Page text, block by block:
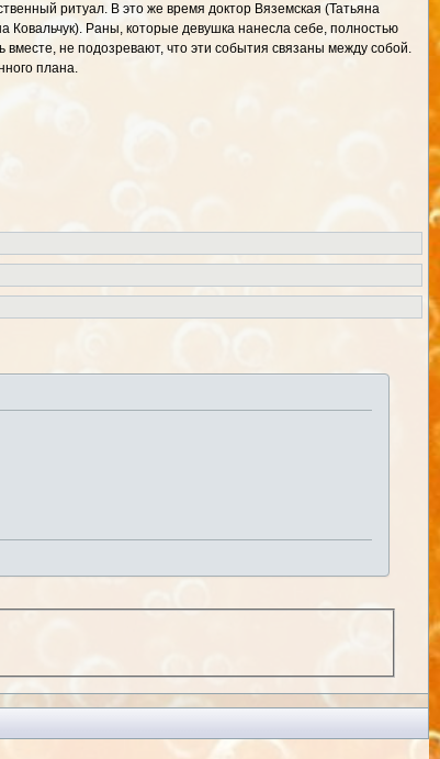
ритуал. В это же время доктор Вяземская (Татьяна
Ковальчук). Раны, которые девушка нанесла себе, полностью
не подозревают, что эти события связаны между собой.
плана.